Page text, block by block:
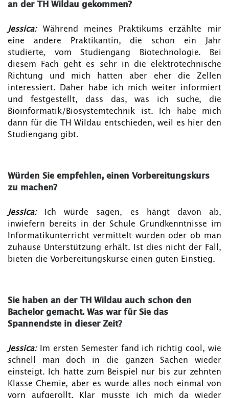
an der TH Wildau gekommen?
Jessica:Während meines Praktikums erzählte mir
eine andere Praktikantin, die schon ein Jahr
studierte, vom Studiengang Biotechnologie. Bei
diesem Fach geht es sehr in die elektrotechnische
Richtung und mich hatten aber eher die Zellen
interessiert. Daher habe ich mich weiter informiert
und festgestellt, dass das, was ich suche, die
Bioinformatik/Biosystemtechnik ist. Ich habe mich
dann für die TH Wildau entschieden, weil es hier den
Studiengang gibt.
Würden Sie empfehlen, einen Vorbereitungskurs
zu machen?
Jessica:Ich würde sagen, es hängt davon ab,
inwiefern bereits in der Schule Grundkenntnisse im
Informatikunterricht vermittelt wurden oder ob man
zuhause Unterstützung erhält. Ist dies nicht der Fall,
bieten die Vorbereitungskurse einen guten Einstieg.
Sie haben an der TH Wildau auch schon den
Bachelor gemacht. Was war für Sie das
Spannendste in dieser Zeit?
Jessica:Im ersten Semester fand ich richtig cool, wie
schnell man doch in die ganzen Sachen wieder
einsteigt. Ich hatte zum Beispiel nur bis zur zehnten
Klasse Chemie, aber es wurde alles noch einmal von
vorn aufgerollt. Klar musste ich mich da wieder